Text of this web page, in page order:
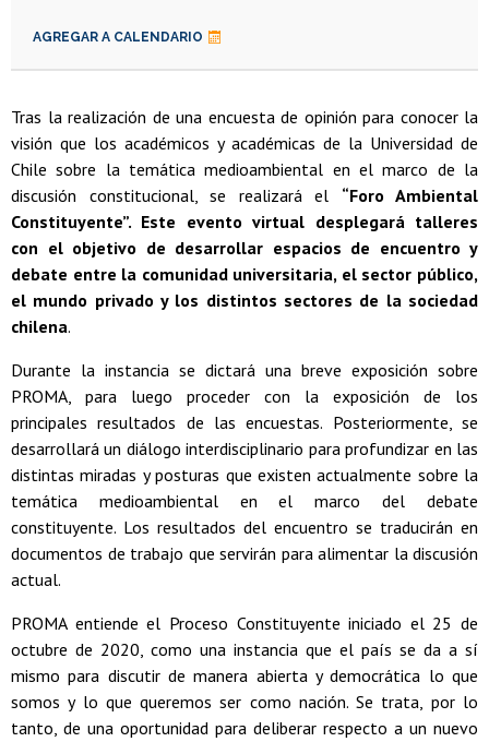
AGREGAR A CALENDARIO
Tras la realización de una encuesta de opinión para conocer la
visión que los académicos y académicas de la Universidad de
Chile sobre la temática medioambiental en el marco de la
discusión constitucional, se realizará el “Foro Ambiental
Constituyente”. Este evento virtual desplegará talleres
con el objetivo de desarrollar espacios de encuentro y
debate entre la comunidad universitaria, el sector público,
el mundo privado y los distintos sectores de la sociedad
chilena.
Durante la instancia se dictará una breve exposición sobre
PROMA, para luego proceder con la exposición de los
principales resultados de las encuestas. Posteriormente, se
desarrollará un diálogo interdisciplinario para profundizar en las
distintas miradas y posturas que existen actualmente sobre la
temática medioambiental en el marco del debate
constituyente. Los resultados del encuentro se traducirán en
documentos de trabajo que servirán para alimentar la discusión
actual.
PROMA entiende el Proceso Constituyente iniciado el 25 de
octubre de 2020, como una instancia que el país se da a sí
mismo para discutir de manera abierta y democrática lo que
somos y lo que queremos ser como nación. Se trata, por lo
tanto, de una oportunidad para deliberar respecto a un nuevo